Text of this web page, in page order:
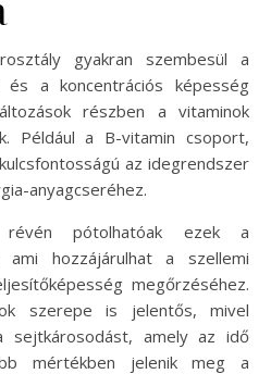
gyakran szembesül a
és a koncentrációs képesség
részben a vitaminok
Például a B-vitamin csoport,
az idegrendszer
anyagcseréhez.
révén pótolhatóak ezek a
ami hozzájárulhat a szellemi
megőrzéséhez.
szerepe is jelentős, mivel
sejtkárosodást, amely az idő
mértékben jelenik meg a